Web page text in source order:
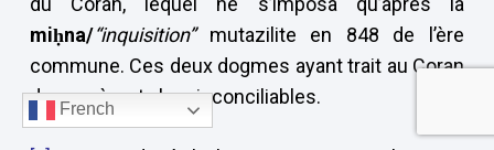
miḥna/“inquisition”mutazilite en 848 de l’ère
commune. Ces deux dogmes ayant trait au Coran
demeurèrent alors inconciliables.
French